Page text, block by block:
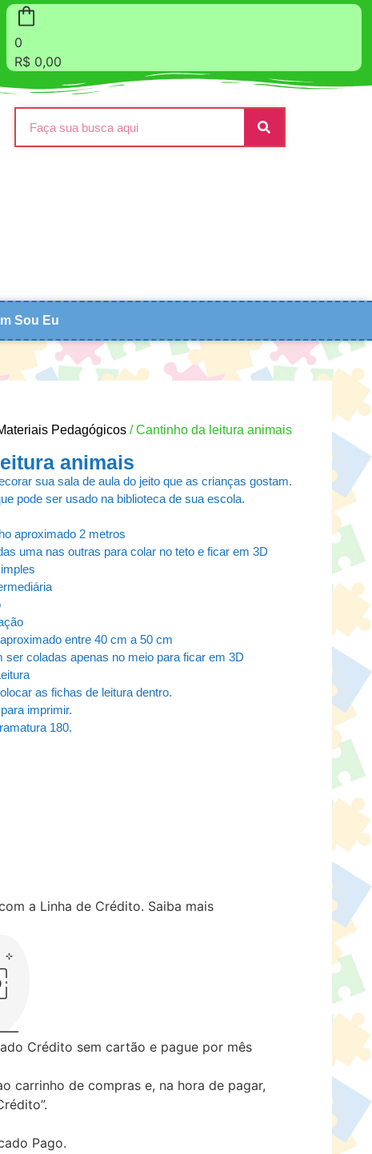
0
R$ 0,00
Sou Eu
Pedagógicos / Cantinho da leitura animais
animais
sua sala de aula do jeito que as crianças gostam.
pode ser usado na biblioteca de sua escola.
aproximado 2 metros
uma nas outras para colar no teto e ficar em 3D
entre 40 cm a 50 cm
coladas apenas no meio para ficar em 3D
as fichas de leitura dentro.
imprimir.
180.
a Linha de Crédito. Saiba mais
Crédito sem cartão e pague por mês
carrinho de compras e, na hora de pagar,
Pago.